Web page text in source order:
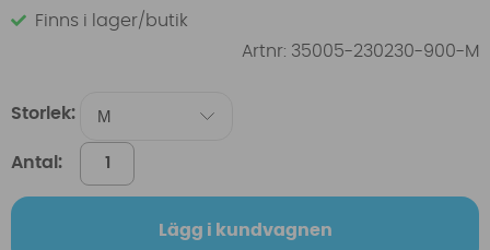
Finns i lager/butik
Artnr: 35005-230230-900-M
Storlek:
Antal:
Lägg i kundvagnen